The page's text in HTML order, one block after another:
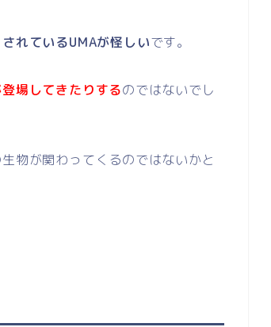
れているUMAが怪しいです。
場してきたりするのではないでし
物が関わってくるのではないかと